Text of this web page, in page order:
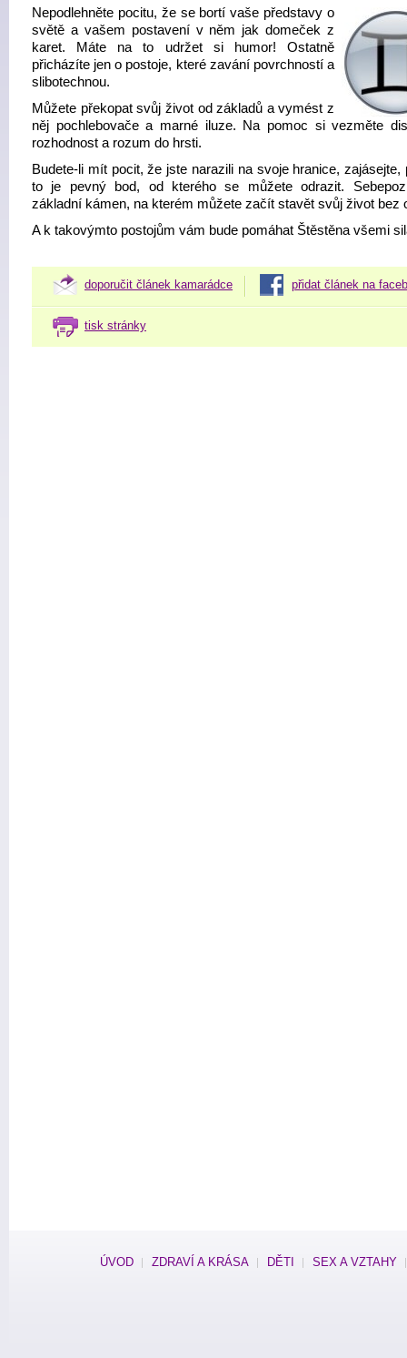
Nepodlehněte pocitu, že se bortí vaše představy o
světě a vašem postavení v něm jak domeček z
karet. Máte na to udržet si humor! Ostatně
přicházíte jen o postoje, které zavání povrchností a
slibotechnou.
Můžete překopat svůj život od základů a vymést z
něj pochlebovače a marné iluze. Na pomoc si vezměte
rozhodnost a rozum do hrsti.
Budete-li mít pocit, že jste narazili na svoje hranice, zajásejte,
to je pevný bod, od kterého se můžete odrazit.
základní kámen, na kterém můžete začít stavět svůj život bez
A k takovýmto postojům vám bude pomáhat Štěstěna všemi
doporučit článek kamarádce přidat článek na
tisk stránky
ÚVOD ZDRAVÍ A KRÁSA DĚTI SEX A VZTAHY